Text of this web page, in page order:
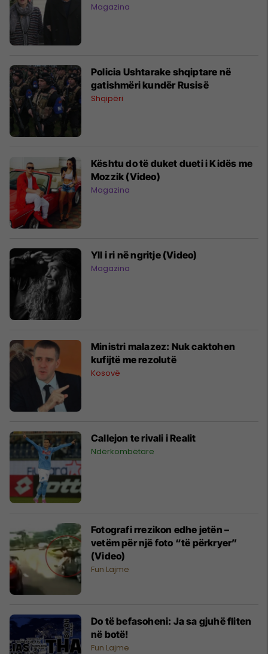
Magazina
Policia Ushtarake shqiptare në
gatishmëri kundër Rusisë
Shqipëri
Kështu do të duket dueti i Kidës me
Mozzik (Video)
Magazina
Yll i ri në ngritje (Video)
Magazina
Ministri malazez: Nuk caktohen
kufijtë me rezolutë
Kosovë
Callejon te rivali i Realit
Ndërkombëtare
Fotografi rrezikon edhe jetën –
vetëm për një foto “të përkryer”
(Video)
Fun Lajme
Do të befasoheni: Ja sa gjuhë fliten
në botë!
Fun Lajme